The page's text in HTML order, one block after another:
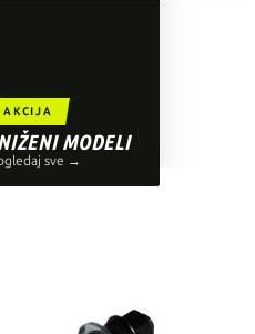
AKCIJA
MODELI
sve →
blk